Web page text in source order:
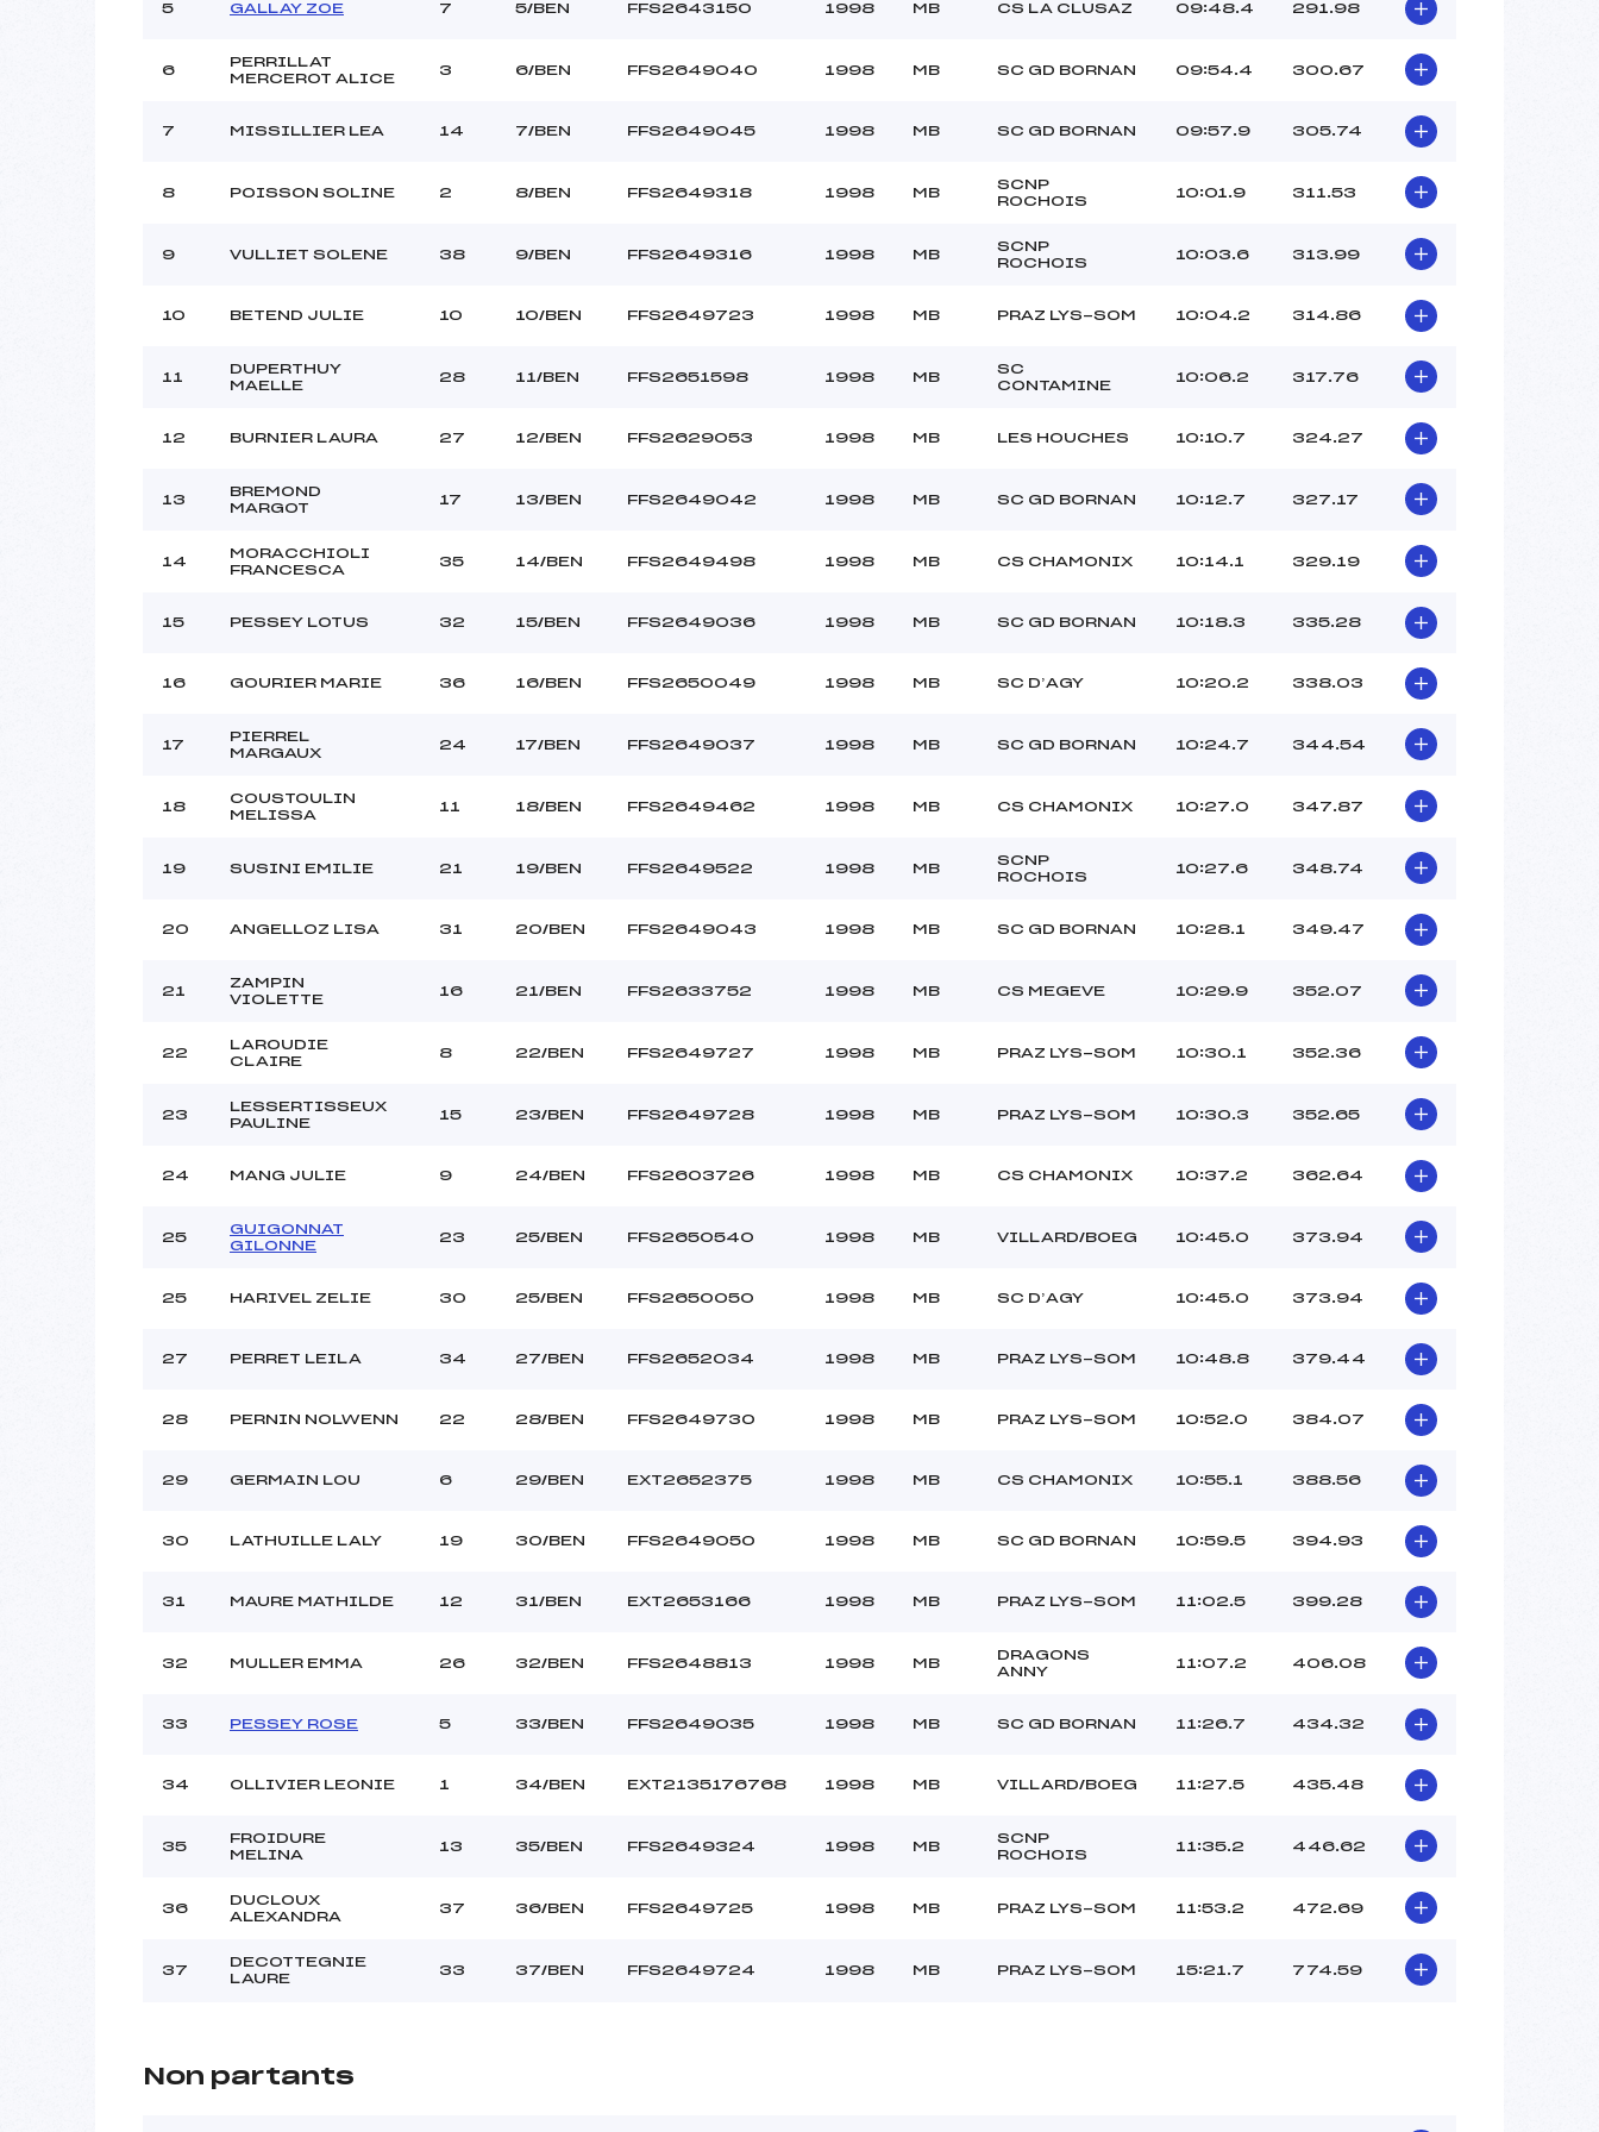
5 GALLAY ZOE 7 5/BEN FFS2643150 1998 MB CS LA CLUSAZ 09:48.4 291.98
6
PERRILLAT
MERCEROT ALICE
3 6/BEN FFS2649040 1998 MB SC GD BORNAN 09:54.4 300.67
7 MISSILLIER LEA 14 7/BEN FFS2649045 1998 MB SC GD BORNAN 09:57.9 305.74
8 POISSON SOLINE 2 8/BEN FFS2649318 1998 MB
SCNP
ROCHOIS
10:01.9 311.53
9 VULLIET SOLENE 38 9/BEN FFS2649316 1998 MB
SCNP
ROCHOIS
10:03.6 313.99
10 BETEND JULIE 10 10/BEN FFS2649723 1998 MB PRAZ LYS-SOM 10:04.2 314.86
11
DUPERTHUY
MAELLE
28 11/BEN FFS2651598 1998 MB
SC
CONTAMINE
10:06.2 317.76
12 BURNIER LAURA 27 12/BEN FFS2629053 1998 MB LES HOUCHES 10:10.7 324.27
13
BREMOND
MARGOT
17 13/BEN FFS2649042 1998 MB SC GD BORNAN 10:12.7 327.17
14
MORACCHIOLI
FRANCESCA
35 14/BEN FFS2649498 1998 MB CS CHAMONIX 10:14.1 329.19
15 PESSEY LOTUS 32 15/BEN FFS2649036 1998 MB SC GD BORNAN 10:18.3 335.28
16 GOURIER MARIE 36 16/BEN FFS2650049 1998 MB SC D’AGY 10:20.2 338.03
17
PIERREL
MARGAUX
24 17/BEN FFS2649037 1998 MB SC GD BORNAN 10:24.7 344.54
18
COUSTOULIN
MELISSA
11 18/BEN FFS2649462 1998 MB CS CHAMONIX 10:27.0 347.87
19 SUSINI EMILIE 21 19/BEN FFS2649522 1998 MB
SCNP
ROCHOIS
10:27.6 348.74
20 ANGELLOZ LISA 31 20/BEN FFS2649043 1998 MB SC GD BORNAN 10:28.1 349.47
21
ZAMPIN
VIOLETTE
16 21/BEN FFS2633752 1998 MB CS MEGEVE 10:29.9 352.07
22
LAROUDIE
CLAIRE
8 22/BEN FFS2649727 1998 MB PRAZ LYS-SOM 10:30.1 352.36
23
LESSERTISSEUX
PAULINE
15 23/BEN FFS2649728 1998 MB PRAZ LYS-SOM 10:30.3 352.65
24 MANG JULIE 9 24/BEN FFS2603726 1998 MB CS CHAMONIX 10:37.2 362.64
25
GUIGONNAT
GILONNE
23 25/BEN FFS2650540 1998 MB VILLARD/BOEG 10:45.0 373.94
25 HARIVEL ZELIE 30 25/BEN FFS2650050 1998 MB SC D’AGY 10:45.0 373.94
27 PERRET LEILA 34 27/BEN FFS2652034 1998 MB PRAZ LYS-SOM 10:48.8 379.44
28 PERNIN NOLWENN 22 28/BEN FFS2649730 1998 MB PRAZ LYS-SOM 10:52.0 384.07
29 GERMAIN LOU 6 29/BEN EXT2652375 1998 MB CS CHAMONIX 10:55.1 388.56
30 LATHUILLE LALY 19 30/BEN FFS2649050 1998 MB SC GD BORNAN 10:59.5 394.93
31 MAURE MATHILDE 12 31/BEN EXT2653166 1998 MB PRAZ LYS-SOM 11:02.5 399.28
32 MULLER EMMA 26 32/BEN FFS2648813 1998 MB
DRAGONS
ANNY
11:07.2 406.08
33 PESSEY ROSE 5 33/BEN FFS2649035 1998 MB SC GD BORNAN 11:26.7 434.32
34 OLLIVIER LEONIE 1 34/BEN EXT2135176768 1998 MB VILLARD/BOEG 11:27.5 435.48
35
FROIDURE
MELINA
13 35/BEN FFS2649324 1998 MB
SCNP
ROCHOIS
11:35.2 446.62
36
DUCLOUX
ALEXANDRA
37 36/BEN FFS2649725 1998 MB PRAZ LYS-SOM 11:53.2 472.69
37
DECOTTEGNIE
LAURE
33 37/BEN FFS2649724 1998 MB PRAZ LYS-SOM 15:21.7 774.59
Non partants